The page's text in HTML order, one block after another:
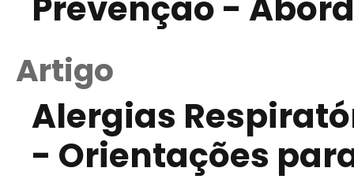
Artigo
Alergias
- Orientações